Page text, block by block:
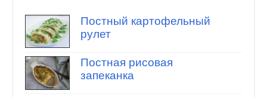
Постный картофельный
рулет
Постная рисовая
запеканка